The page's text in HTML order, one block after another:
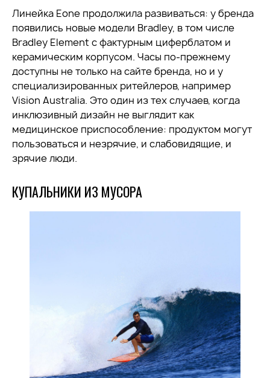
Линейка Eone продолжила развиваться: у бренда
появились новые модели Bradley, в том числе
Bradley Element с фактурным циферблатом и
керамическим корпусом. Часы по-прежнему
доступны не только на сайте бренда, но и у
специализированных ритейлеров, например
Vision Australia. Это один из тех случаев, когда
инклюзивный дизайн не выглядит как
медицинское приспособление: продуктом могут
пользоваться и незрячие, и слабовидящие, и
зрячие люди.
КУПАЛЬНИКИ ИЗ МУСОРА